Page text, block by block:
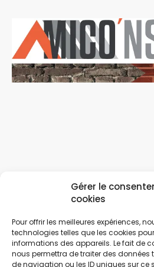
Gérer le
cookies
Pour offrir les meilleures expériences,
technologies telles que les cookies
informations des appareils. Le fait de
nous permettra de traiter des données
de navigation ou les ID uniques sur ce